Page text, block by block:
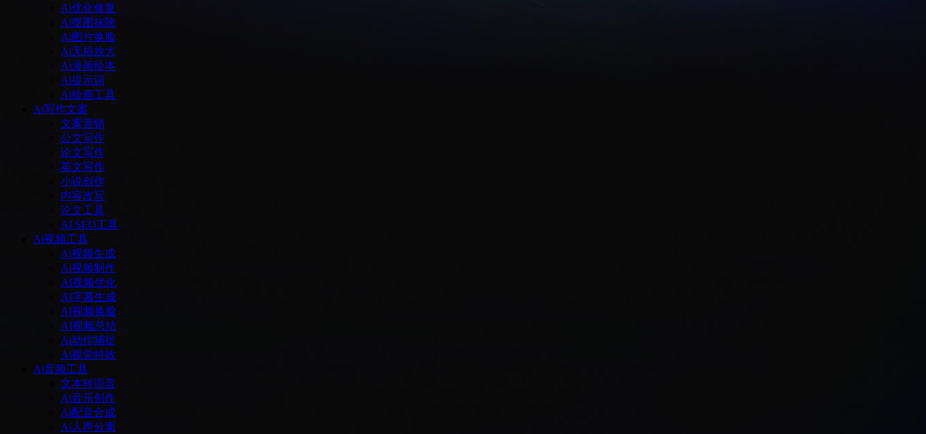
Ai优化修复
Ai抠图抹除
Ai图片换脸
Ai无损放大
Ai漫画绘本
Ai提示词
Ai绘画工具
Ai写作文案
文案营销
公文写作
论文写作
英文写作
小说创作
内容改写
论文工具
AI SEO工具
Ai视频工具
Ai视频生成
Ai视频制作
AI视频优化
AI字幕生成
AI视频换脸
AI视频总结
Ai动作捕捉
Ai视觉特效
Ai音频工具
文本转语音
Ai音乐创作
Ai配音合成
Ai人声分离